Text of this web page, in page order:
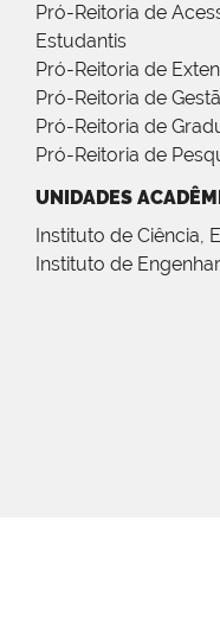
Pró-Reitoria de
Estudantis
Pró-Reitoria de
Pró-Reitoria de
Pró-Reitoria de
Pró-Reitoria de
UNIDADES
Instituto de Ciência,
Instituto de